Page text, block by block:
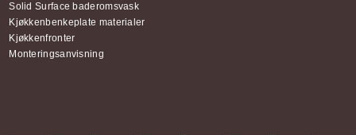
Solid Surface baderomsvask
Kjøkkenbenkeplate materialer
Kjøkkenfronter
Monteringsanvisning